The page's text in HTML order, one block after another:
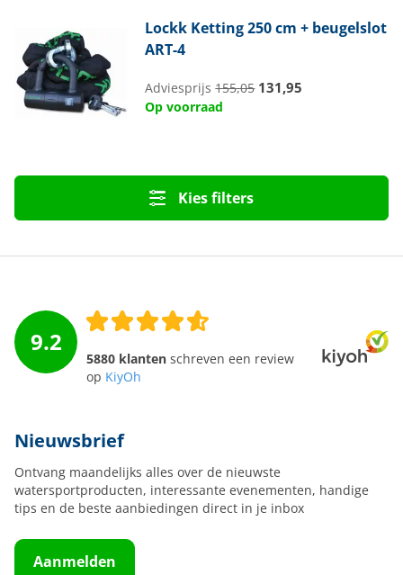
Lockk Ketting 250 cm + beugelslot
ART-4
Adviesprijs155,05 131,95
Op voorraad
Kies filters
9.2
5880 klanten schreven een review
op KiyOh
Nieuwsbrief
Ontvang maandelijks alles over de nieuwste
watersportproducten, interessante evenementen, handige
tips en de beste aanbiedingen direct in je inbox
Aanmelden